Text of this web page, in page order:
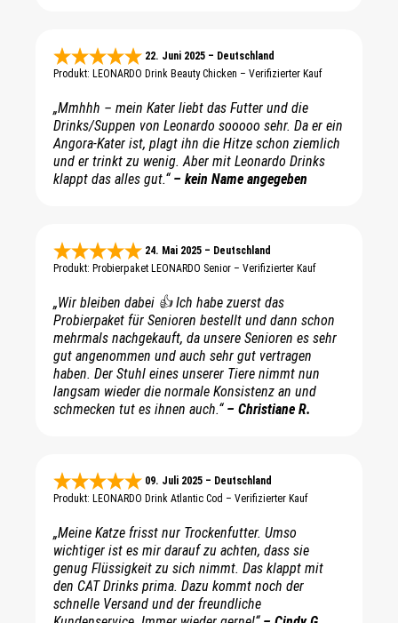
22. Juni 2025 – Deutschland
Produkt: LEONARDO Drink Beauty Chicken – Verifizierter Kauf
„Mmhhh – mein Kater liebt das Futter und die
Drinks/Suppen von Leonardo sooooo sehr. Da er ein
Angora-Kater ist, plagt ihn die Hitze schon ziemlich
und er trinkt zu wenig. Aber mit Leonardo Drinks
klappt das alles gut.“– kein Name angegeben
24. Mai 2025 – Deutschland
Produkt: Probierpaket LEONARDO Senior – Verifizierter Kauf
„Wir bleiben dabei 👍 Ich habe zuerst das
Probierpaket für Senioren bestellt und dann schon
mehrmals nachgekauft, da unsere Senioren es sehr
gut angenommen und auch sehr gut vertragen
haben. Der Stuhl eines unserer Tiere nimmt nun
langsam wieder die normale Konsistenz an und
schmecken tut es ihnen auch.“– Christiane R.
09. Juli 2025 – Deutschland
Produkt: LEONARDO Drink Atlantic Cod – Verifizierter Kauf
„Meine Katze frisst nur Trockenfutter. Umso
wichtiger ist es mir darauf zu achten, dass sie
genug Flüssigkeit zu sich nimmt. Das klappt mit
den CAT Drinks prima. Dazu kommt noch der
schnelle Versand und der freundliche